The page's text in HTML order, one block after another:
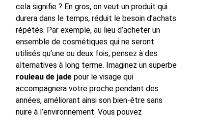
cela signifie ? En gros, on veut un produit qui
durera dans le temps, réduit le besoin d’achats
répétés. Par exemple, au lieu d’acheter un
ensemble de cosmétiques qui ne seront
utilisés qu’une ou deux fois, pensez à des
alternatives à long terme. Imaginez un superbe
rouleau de jade pour le visage qui
accompagnera votre proche pendant des
années, améliorant ainsi son bien-être sans
nuire à l’environnement. Vous pouvez